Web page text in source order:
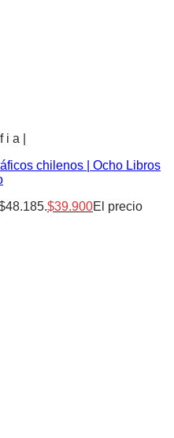
a |
chilenos | Ocho Libros
$39.900El precio